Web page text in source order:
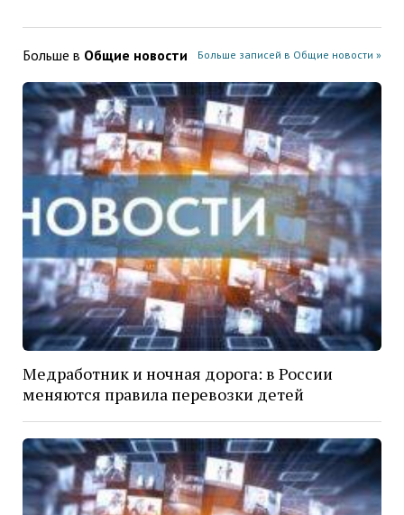
Больше в Общие новости Больше записей в Общие новости »
Медработник и ночная дорога: в России
меняются правила перевозки детей